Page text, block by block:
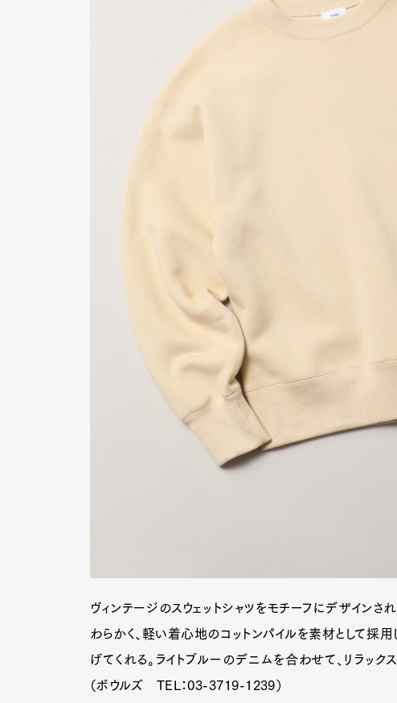
ヴィンテージのスウェットシャツをモチーフにデザイン
わらかく、軽い着心地のコットンパイルを素材として採
げてくれる。ライトブルーのデニムを合わせて、リラッ
（ボウルズ TEL：03-3719-1239）